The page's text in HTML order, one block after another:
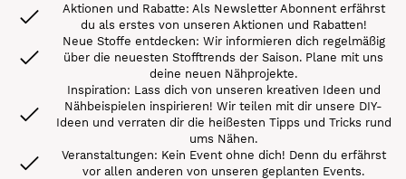
Aktionen und Rabatte: Als Newsletter Abonnent erfährst
du als erstes von unseren Aktionen und Rabatten!
Neue Stoffe entdecken: Wir informieren dich regelmäßig
über die neuesten Stofftrends der Saison. Plane mit uns
deine neuen Nähprojekte.
Inspiration: Lass dich von unseren kreativen Ideen und
Nähbeispielen inspirieren! Wir teilen mit dir unsere DIY-
Ideen und verraten dir die heißesten Tipps und Tricks rund
ums Nähen.
Veranstaltungen: Kein Event ohne dich! Denn du erfährst
vor allen anderen von unseren geplanten Events.